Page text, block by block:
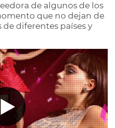
de algunos de los
que no dejan de
diferentes países y